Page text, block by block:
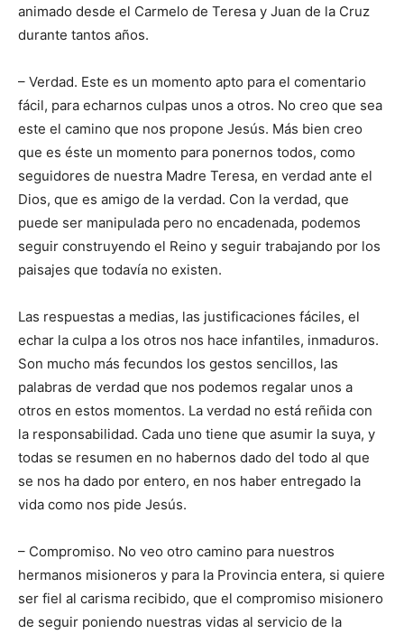
animado desde el Carmelo de Teresa y Juan de la Cruz
durante tantos años.
– Verdad. Este es un momento apto para el comentario
fácil, para echarnos culpas unos a otros. No creo que sea
este el camino que nos propone Jesús. Más bien creo
que es éste un momento para ponernos todos, como
seguidores de nuestra Madre Teresa, en verdad ante el
Dios, que es amigo de la verdad. Con la verdad, que
puede ser manipulada pero no encadenada, podemos
seguir construyendo el Reino y seguir trabajando por los
paisajes que todavía no existen.
Las respuestas a medias, las justificaciones fáciles, el
echar la culpa a los otros nos hace infantiles, inmaduros.
Son mucho más fecundos los gestos sencillos, las
palabras de verdad que nos podemos regalar unos a
otros en estos momentos. La verdad no está reñida con
la responsabilidad. Cada uno tiene que asumir la suya, y
todas se resumen en no habernos dado del todo al que
se nos ha dado por entero, en nos haber entregado la
vida como nos pide Jesús.
– Compromiso. No veo otro camino para nuestros
hermanos misioneros y para la Provincia entera, si quiere
ser fiel al carisma recibido, que el compromiso misionero
de seguir poniendo nuestras vidas al servicio de la